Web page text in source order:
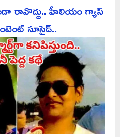
రావొద్దు.. హీలియం గ్యాస్
సూసైడ్..